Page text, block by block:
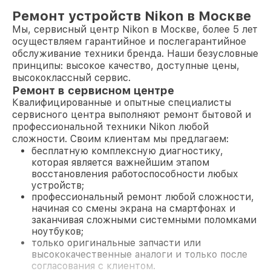
Ремонт устройств Nikon в Москве
Мы, сервисный центр Nikon в Москве, более 5 лет
осуществляем гарантийное и послегарантийное
обслуживание техники бренда. Наши безусловные
принципы: высокое качество, доступные цены,
высококлассный сервис.
Ремонт в сервисном центре
Квалифицированные и опытные специалисты
сервисного центра выполняют ремонт бытовой и
профессиональной техники Nikon любой
сложности. Своим клиентам мы предлагаем:
бесплатную комплексную диагностику,
которая является важнейшим этапом
восстановления работоспособности любых
устройств;
профессиональный ремонт любой сложности,
начиная со смены экрана на смартфонах и
заканчивая сложными системными поломками
ноутбуков;
только оригинальные запчасти или
высококачественные аналоги и только после
согласования с клиентом.